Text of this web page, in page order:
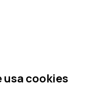
usa cookies